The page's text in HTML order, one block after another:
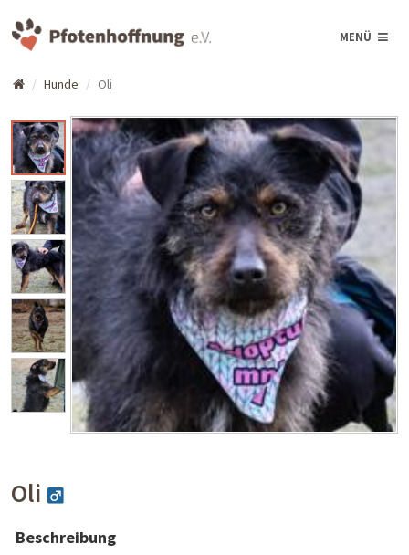
MENÜ
Hunde Oli
Oli
Beschreibung